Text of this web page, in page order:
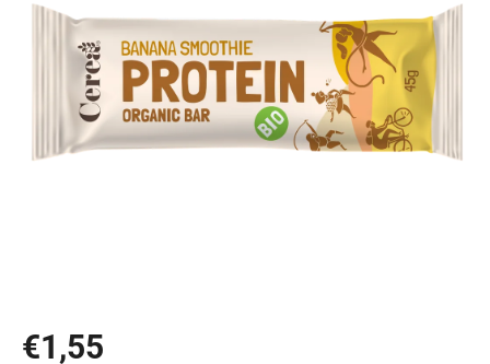
€1,55